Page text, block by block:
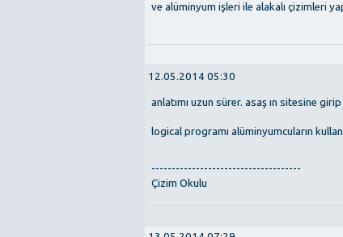
ve alüminyum işleri ile alakalı çizimleri
12.05.2014 05:30
anlatımı uzun sürer. asaş ın sitesine
logical programı alüminyumcuların
-------------------------------------
Çizim Okulu